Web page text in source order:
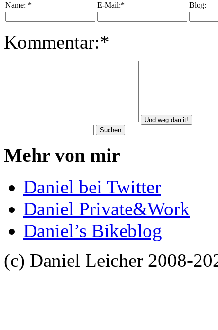
Name: * E-Mail:* Blog:
Kommentar:*
Mehr von mir
Daniel bei Twitter
Daniel Private&Work
Daniel’s Bikeblog
(c) Daniel Leicher 2008-